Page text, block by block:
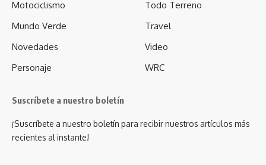
Motociclismo
Mundo Verde
Novedades
Personaje
Todo Terreno
Travel
Video
WRC
Suscríbete a nuestro boletín
¡Suscríbete a nuestro boletín para recibir nuestros artículos más
recientes al instante!